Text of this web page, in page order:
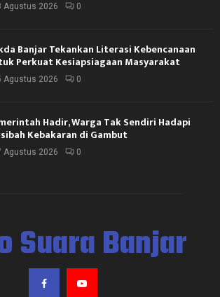
Agustus 2026 0
Banjar Tekankan Literasi Kebencanaan
Perkuat Kesiapsiagaan Masyarakat
Agustus 2026 0
Hadir, Warga Tak Sendiri Hadapi
Kebakaran di Gambut
Agustus 2026 0
Suara Banjar